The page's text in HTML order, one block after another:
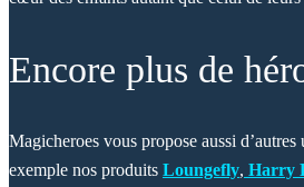
Encore plus de
Magicheroes vous propose aussi
exemple nos produits Loungefly, Harry